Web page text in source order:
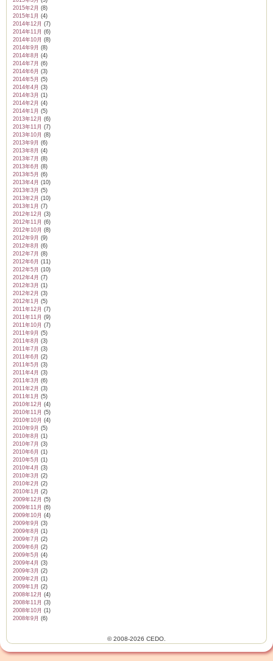
2015年2月 (8)
2015年1月 (4)
2014年12月 (7)
2014年11月 (6)
2014年10月 (8)
2014年9月 (8)
2014年8月 (4)
2014年7月 (6)
2014年6月 (3)
2014年5月 (5)
2014年4月 (3)
2014年3月 (1)
2014年2月 (4)
2014年1月 (5)
2013年12月 (6)
2013年11月 (7)
2013年10月 (8)
2013年9月 (6)
2013年8月 (4)
2013年7月 (8)
2013年6月 (8)
2013年5月 (6)
2013年4月 (10)
2013年3月 (5)
2013年2月 (10)
2013年1月 (7)
2012年12月 (3)
2012年11月 (6)
2012年10月 (8)
2012年9月 (9)
2012年8月 (6)
2012年7月 (8)
2012年6月 (11)
2012年5月 (10)
2012年4月 (7)
2012年3月 (1)
2012年2月 (3)
2012年1月 (5)
2011年12月 (7)
2011年11月 (9)
2011年10月 (7)
2011年9月 (5)
2011年8月 (3)
2011年7月 (3)
2011年6月 (2)
2011年5月 (3)
2011年4月 (3)
2011年3月 (6)
2011年2月 (3)
2011年1月 (5)
2010年12月 (4)
2010年11月 (5)
2010年10月 (4)
2010年9月 (5)
2010年8月 (1)
2010年7月 (3)
2010年6月 (1)
2010年5月 (1)
2010年4月 (3)
2010年3月 (2)
2010年2月 (2)
2010年1月 (2)
2009年12月 (5)
2009年11月 (6)
2009年10月 (4)
2009年9月 (3)
2009年8月 (1)
2009年7月 (2)
2009年6月 (2)
2009年5月 (4)
2009年4月 (3)
2009年3月 (2)
2009年2月 (1)
2009年1月 (2)
2008年12月 (4)
2008年11月 (3)
2008年10月 (1)
2008年9月 (6)
© 2008-2026 CEDO.